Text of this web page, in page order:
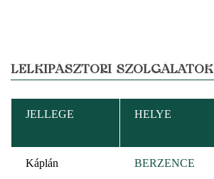
LELKIPÁSZTORI SZOLGÁLATOK
JELLEGE HELYE
Káplán
BERZENCE